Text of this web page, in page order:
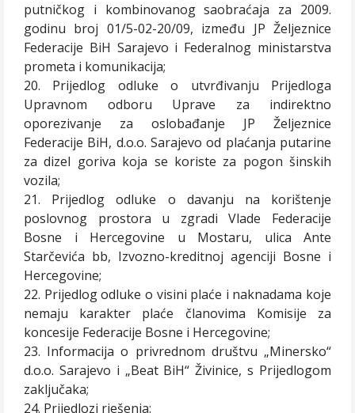
putničkog i kombinovanog saobraćaja za 2009.
godinu broj 01/5-02-20/09, između JP Željeznice
Federacije BiH Sarajevo i Federalnog ministarstva
prometa i komunikacija;
20. Prijedlog odluke o utvrđivanju Prijedloga
Upravnom odboru Uprave za indirektno
oporezivanje za oslobađanje JP Željeznice
Federacije BiH, d.o.o. Sarajevo od plaćanja putarine
za dizel goriva koja se koriste za pogon šinskih
vozila;
21. Prijedlog odluke o davanju na korištenje
poslovnog prostora u zgradi Vlade Federacije
Bosne i Hercegovine u Mostaru, ulica Ante
Starčevića bb, Izvozno-kreditnoj agenciji Bosne i
Hercegovine;
22. Prijedlog odluke o visini plaće i naknadama koje
nemaju karakter plaće članovima Komisije za
koncesije Federacije Bosne i Hercegovine;
23. Informacija o privrednom društvu „Minersko“
d.o.o. Sarajevo i „Beat BiH“ Živinice, s Prijedlogom
zaključaka;
24. Prijedlozi rješenja: